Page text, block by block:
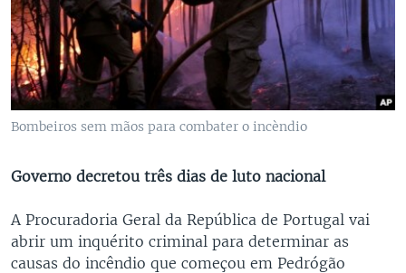
Bombeiros sem mãos para combater o incèndio
Governo decretou três dias de luto nacional
A Procuradoria Geral da República de Portugal vai
abrir um inquérito criminal para determinar as
causas do incêndio que começou em Pedrógão